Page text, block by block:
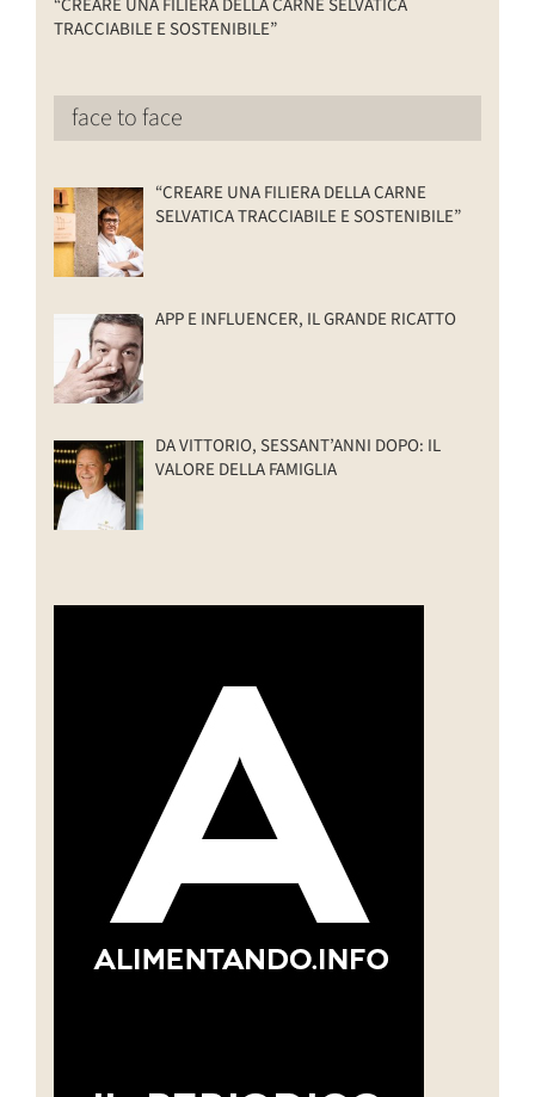
“CREARE UNA FILIERA DELLA CARNE SELVATICA
TRACCIABILE E SOSTENIBILE”
face to face
“CREARE UNA FILIERA DELLA CARNE
SELVATICA TRACCIABILE E SOSTENIBILE”
APP E INFLUENCER, IL GRANDE RICATTO
DA VITTORIO, SESSANT’ANNI DOPO: IL
VALORE DELLA FAMIGLIA